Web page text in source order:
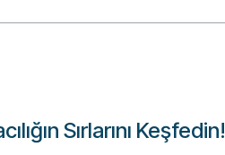
Sırlarını Keşfedin!